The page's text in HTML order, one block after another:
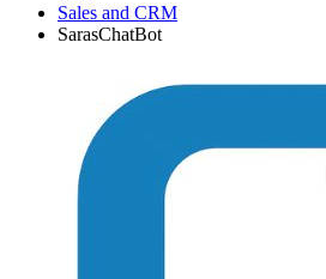
Sales and CRM
SarasChatBot